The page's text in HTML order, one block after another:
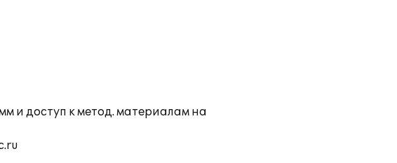
и доступ к метод. материалам на